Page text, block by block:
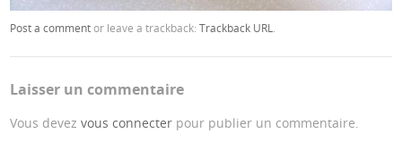
Post a commentor leave a trackback:Trackback URL
Laisser un commentaire
Vous devezvous connecter pour publier un commentaire.